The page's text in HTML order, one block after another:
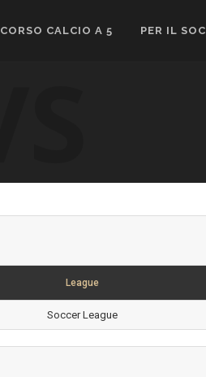
CORSO CALCIO A 5 PER IL
League
Soccer League